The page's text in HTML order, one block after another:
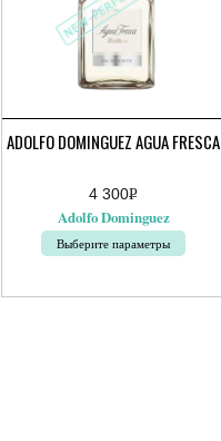
ADOLFO DOMINGUEZ AGUA FRESCA
4 300Р
УБ.
Adolfo Dominguez
Выберите параметры
товар